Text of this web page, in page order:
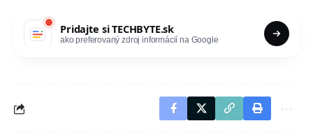
Pridajte siTECHBYTE.sk
ako preferovaný zdroj informácií na Google